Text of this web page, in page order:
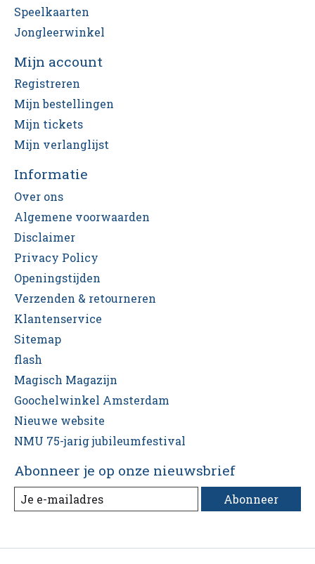
Speelkaarten
Jongleerwinkel
Mijn account
Registreren
Mijn bestellingen
Mijn tickets
Mijn verlanglijst
Informatie
Over ons
Algemene voorwaarden
Disclaimer
Privacy Policy
Openingstijden
Verzenden & retourneren
Klantenservice
Sitemap
flash
Magisch Magazijn
Goochelwinkel Amsterdam
Nieuwe website
NMU 75-jarig jubileumfestival
Abonneer je op onze nieuwsbrief
Abonneer